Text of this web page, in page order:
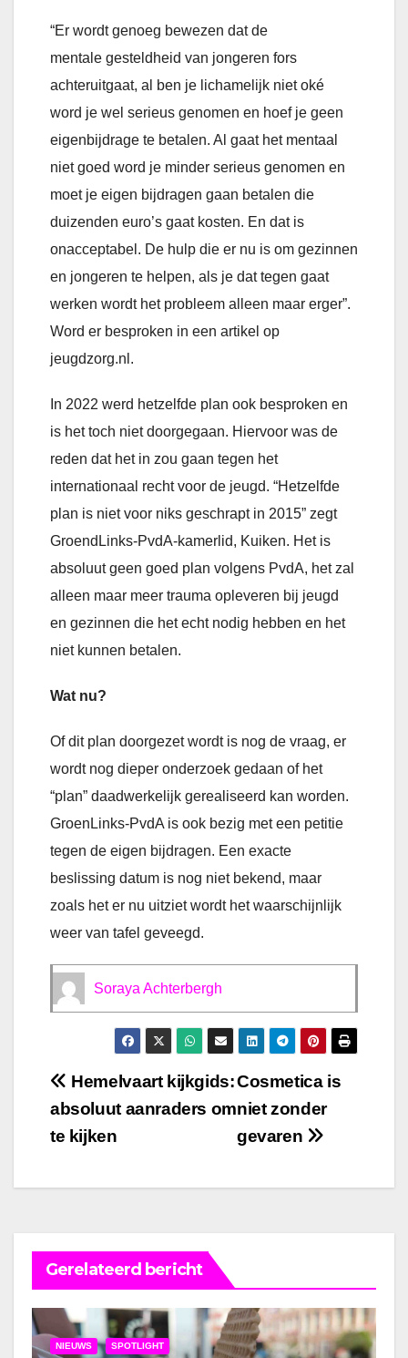
“Er wordt genoeg bewezen dat de
mentale gesteldheid van jongeren fors
achteruitgaat, al ben je lichamelijk niet oké
word je wel serieus genomen en hoef je geen
eigenbijdrage te betalen. Al gaat het mentaal
niet goed word je minder serieus genomen en
moet je eigen bijdragen gaan betalen die
duizenden euro’s gaat kosten. En dat is
onacceptabel. De hulp die er nu is om gezinnen
en jongeren te helpen, als je dat tegen gaat
werken wordt het probleem alleen maar erger”.
Word er besproken in een artikel op
jeugdzorg.nl.
In 2022 werd hetzelfde plan ook besproken en
is het toch niet doorgegaan. Hiervoor was de
reden dat het in zou gaan tegen het
internationaal recht voor de jeugd. “Hetzelfde
plan is niet voor niks geschrapt in 2015” zegt
GroendLinks-PvdA-kamerlid, Kuiken. Het is
absoluut geen goed plan volgens PvdA, het zal
alleen maar meer trauma opleveren bij jeugd
en gezinnen die het echt nodig hebben en het
niet kunnen betalen.
Wat nu?
Of dit plan doorgezet wordt is nog de vraag, er
wordt nog dieper onderzoek gedaan of het
“plan” daadwerkelijk gerealiseerd kan worden.
GroenLinks-PvdA is ook bezig met een petitie
tegen de eigen bijdragen. Een exacte
beslissing datum is nog niet bekend, maar
zoals het er nu uitziet wordt het waarschijnlijk
weer van tafel geveegd.
Soraya Achterbergh
Bericht
navigatie
Cosmetica is
niet zonder
gevaren
Hemelvaart kijkgids:
absoluut aanraders om
te kijken
Gerelateerd bericht
NIEUWS SPOTLIGHT